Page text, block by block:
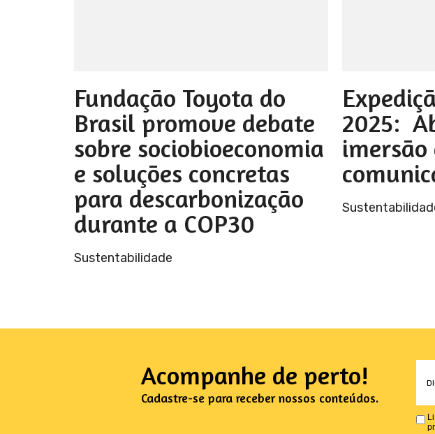
Fundação Toyota do
Brasil promove debate
sobre sociobioeconomia
e soluções concretas
para descarbonização
durante a COP30
Sustentabilidade
2025:
imersão
Acompanhe de perto!
Cadastre-se para receber nossos conteúdos.